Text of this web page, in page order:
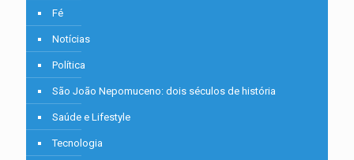
Fé
Notícias
Política
São João Nepomuceno: dois séculos de história
Saúde e Lifestyle
Tecnologia